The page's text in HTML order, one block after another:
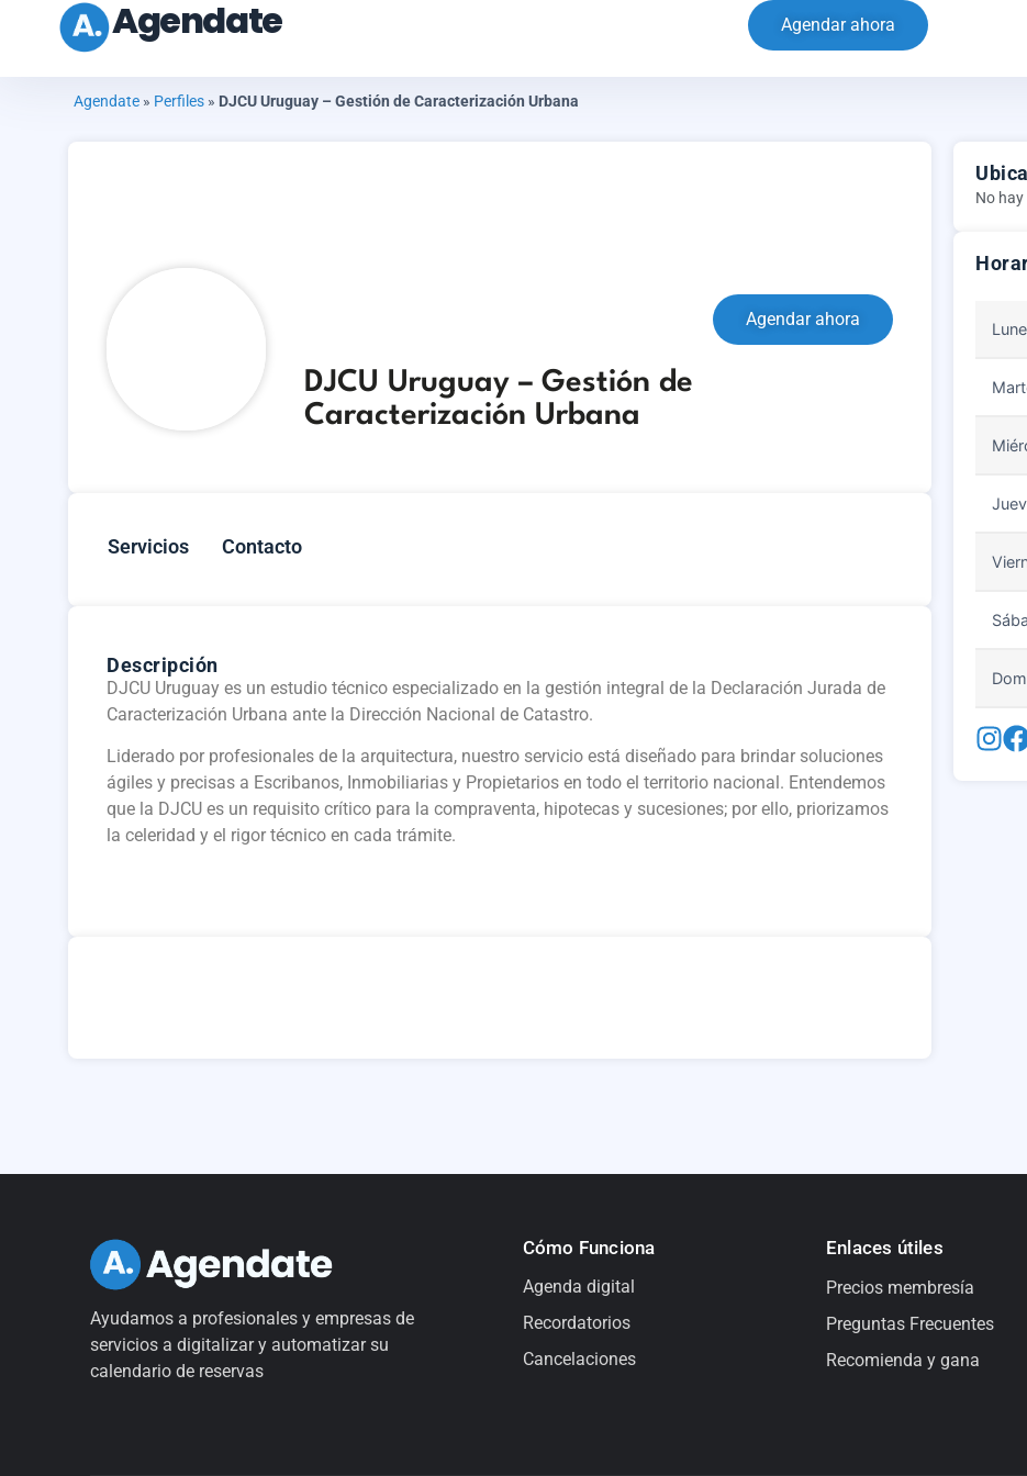
Agendate Agendar ahora
Agendate » Perfiles » DJCU Uruguay – Gestión de Caracterización Urbana
Agendar ahora
DJCU Uruguay – Gestión de
Caracterización Urbana
Servicios Contacto
Descripción
DJCU Uruguay es un estudio técnico especializado en la gestión integral de la Declaración Jurada de
Caracterización Urbana ante la Dirección Nacional de Catastro.
Liderado por profesionales de la arquitectura, nuestro servicio está diseñado para brindar soluciones
ágiles y precisas a Escribanos, Inmobiliarias y Propietarios en todo el territorio nacional. Entendemos
que la DJCU es un requisito crítico para la compraventa, hipotecas y sucesiones; por ello, priorizamos
la celeridad y el rigor técnico en cada trámite.
No
Ayudamos a profesionales y empresas de
servicios a digitalizar y automatizar su
calendario de reservas
Cómo Funciona
Agenda digital
Recordatorios
Cancelaciones
Enlaces útiles
Precios membresía
Preguntas Frecuentes
Recomienda y gana